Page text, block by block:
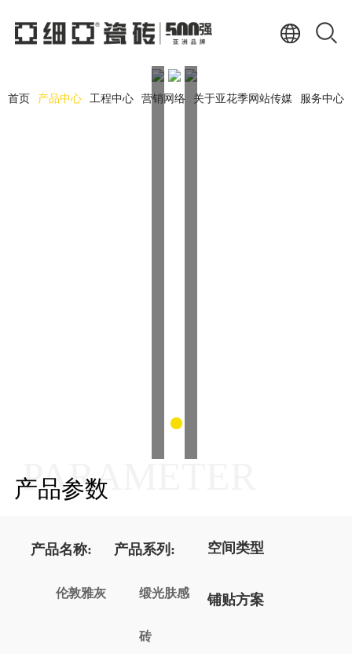
首页 产品中心 工程中心 营销网络 关于亚花季网站传媒 服务中心
产品参数
PARAMETER
产品名称:
伦敦雅灰
产品系列:
缎光肤感
砖
空间类型
铺贴方案